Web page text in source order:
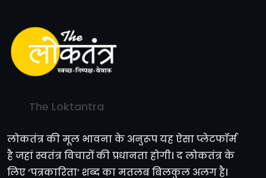
The Loktantra
लोकतंत्र की मूल भावना के अनुरूप यह ऐसा प्लेटफॉर्म
है जहां स्वतंत्र विचारों की प्रधानता होगी। द लोकतंत्र के
लिए ‘पत्रकारिता’ शब्द का मतलब बिलकुल अलग है।